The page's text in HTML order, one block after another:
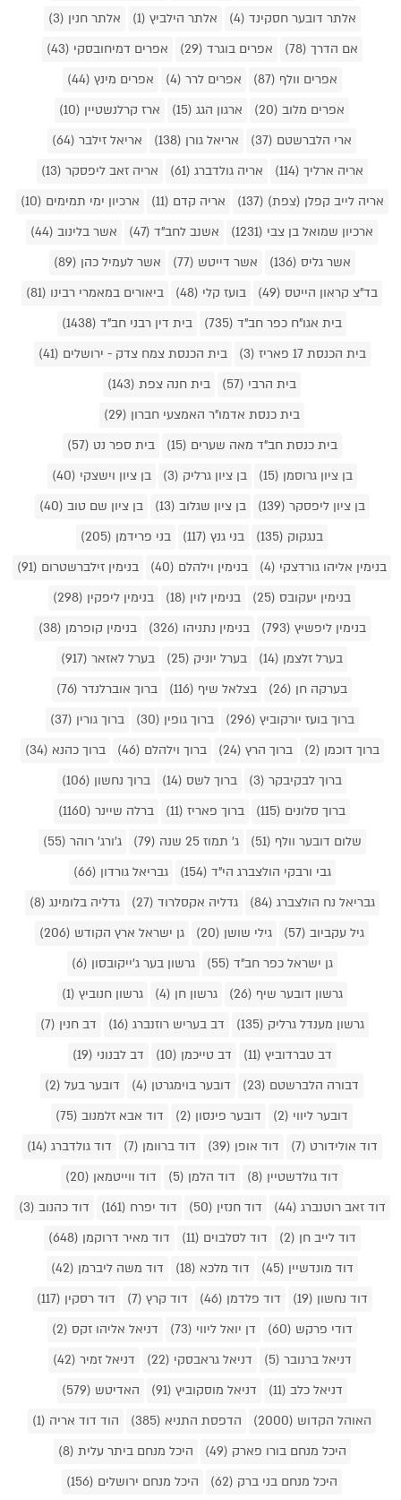
אלתר דובער חסקינד (4)
אלתר הילביץ (1)
אלתר חנין (3)
אם הדרך (78)
אפרים בוגרד (29)
אפרים דמיחובסקי (43)
אפרים וולף (87)
אפרים לרר (4)
אפרים מינץ (44)
אפרים מלוב (20)
ארגון הגג (15)
ארז קרלנשטיין (10)
ארי הלברשטם (37)
אריאל גורן (138)
אריאל זילבר (64)
אריה ארליך (114)
אריה גולדברג (61)
אריה זאב ליפסקר (13)
אריה לייב קפלן (צפת) (137)
אריה קדם (11)
ארכיון ימי תמימים (10)
ארכיון שמואל בן צבי (1231)
אשנב לחב"ד (47)
אשר בלינוב (44)
אשר גליס (136)
אשר דייטש (77)
אשר לעמיל כהן (89)
בד"צ קראון הייטס (49)
בועז קלי (48)
ביאורים במאמרי רבינו (81)
בית אגו"ח כפר חב"ד (735)
בית דין רבני חב"ד (1438)
בית הכנסת 17 פאריז (3)
בית הכנסת צמח צדק - ירושלים (41)
בית הרבי (57)
בית חנה צפת (143)
בית כנסת אדמו"ר האמצעי חברון (29)
בית כנסת חב"ד מאה שערים (15)
בית ספר נט (57)
בן ציון גרוסמן (15)
בן ציון גרליק (3)
בן ציון וישצקי (40)
בן ציון ליפסקר (139)
בן ציון שגלוב (13)
בן ציון שם טוב (40)
בנגקוק (135)
בני גנץ (117)
בני פרידמן (205)
בנימין אליהו גורדצקי (4)
בנימין וילהלם (40)
בנימין זילברשטרום (91)
בנימין יעקובס (25)
בנימין לוין (18)
בנימין ליפקין (298)
בנימין ליפשיץ (793)
בנימין נתניהו (326)
בנימין קופרמן (38)
בערל זלצמן (14)
בערל יוניק (25)
בערל לאזאר (917)
בערקה חן (26)
בצלאל שיף (116)
ברוך אוברלנדר (76)
ברוך בועז יורקוביץ (296)
ברוך גופין (30)
ברוך גורין (37)
ברוך דוכמן (2)
ברוך הרץ (24) ברוך וילהלם (46)
ברוך כהנא (34)
ברוך לבקיבקר (3)
ברוך לשס (14)
ברוך נחשון (106)
ברוך סלונים (115)
ברוך פאריז (11)
ברלה שיינר (1160)
שלום דובער וולף (51)
ג' תמוז 25 שנה (79)
ג'ורג' רוהר (55)
גבי ורבקי הולצברג הי"ד (154)
גבריאל גורדון (66)
גבריאל נח הולצברג (84)
גדליה אקסלרוד (27)
גדליה בלומינג (8)
גיל עקביוב (57)
גילי שושן (20)
גן ישראל ארץ הקודש (206)
גן ישראל כפר חב"ד (55)
גרשון בער ג'ייקובסון (6)
גרשון דובער שיף (26)
גרשון חן (4)
גרשון חנוביץ (1)
גרשון מענדל גרליק (135)
דב בעריש רוזנברג (16)
דב חנין (7)
דב טברדוביץ (11)
דב טייכמן (10)
דב לבנוני (19)
דבורה הלברשטם (23)
דובער בוימגרטן (4)
דובער בעל (2)
דובער ליווי (2)
דובער פינסון (2)
דוד אבא זלמנוב (75)
דוד אולידורט (7)
דוד אופן (39) דוד ברוומן (7)
דוד גולדברג (14)
דוד גולדשטיין (8)
דוד הלמן (5)
דוד ווייטמאן (20)
דוד זאב רוטנברג (44)
דוד חנזין (50) דוד יפרח (161)
דוד כהנוב (3)
דוד לייב חן (2)
דוד לסלבוים (11)
דוד מאיר דרוקמן (648)
דוד מונדשיין (45)
דוד מלכא (18)
דוד משה ליברמן (42)
דוד נחשון (19)
דוד פלדמן (46) דוד קרץ (7)
דוד רסקין (117)
דודי פרקש (60)
דן יואל ליווי (73)
דניאל אליהו זקס (2)
דניאל ברנובר (5)
דניאל גראבסקי (22)
דניאל זמיר (42)
דניאל כלב (11)
דניאל מוסקוביץ (91)
האדיטש (579)
האוהל הקדוש (2000)
הדפסת התניא (385)
הוד דוד אריה (1)
היכל מנחם בורו פארק (49)
היכל מנחם ביתר עלית (8)
היכל מנחם בני ברק (62)
היכל מנחם ירושלים (156)